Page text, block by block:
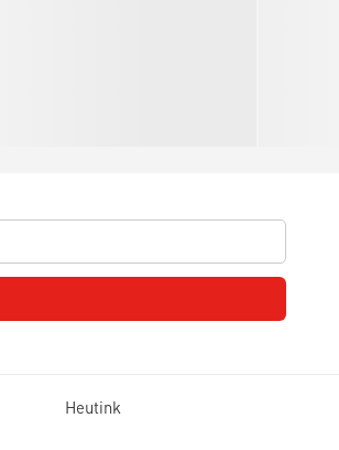
Heutink